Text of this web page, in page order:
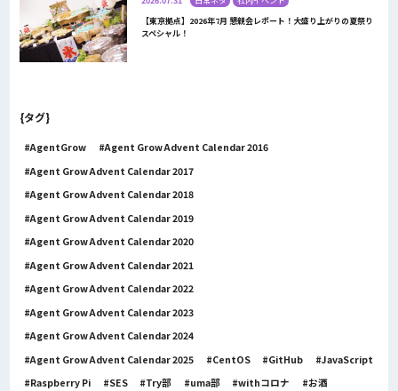
【東京拠点】2026年7月 懇親会レポート！大盛り上がりの夏祭り
スペシャル！
{タグ}
AgentGrow
Agent Grow Advent Calendar 2016
Agent Grow Advent Calendar 2017
Agent Grow Advent Calendar 2018
Agent Grow Advent Calendar 2019
Agent Grow Advent Calendar 2020
Agent Grow Advent Calendar 2021
Agent Grow Advent Calendar 2022
Agent Grow Advent Calendar 2023
Agent Grow Advent Calendar 2024
Agent Grow Advent Calendar 2025
CentOS GitHub
JavaScript
Raspberry Pi
SES Try部 uma部 withコロナ
お酒